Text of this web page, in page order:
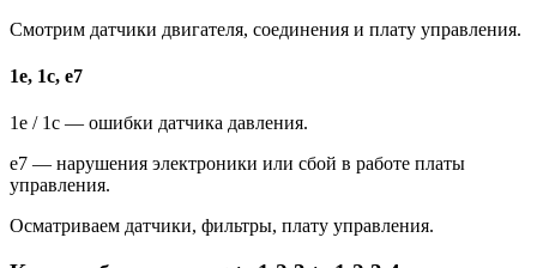
Смотрим датчики двигателя, соединения и плату управления.
1e, 1c, e7
1e / 1c — ошибки датчика давления.
e7 — нарушения электроники или сбой в работе платы
управления.
Осматриваем датчики, фильтры, плату управления.